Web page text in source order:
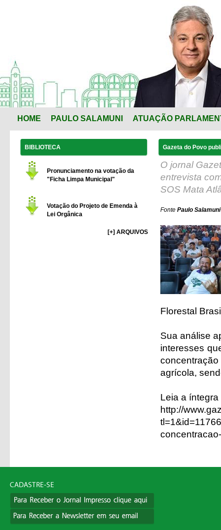
HOME PAULO SALAMUNI ATUAÇÃO
BIBLIOTECA
Pronunciamento na votação da
"Ficha Limpa Municipal"
Votação do Projeto de Emenda à
Lei Orgânica
[+] ARQUIVOS
Gazeta do Povo
O jornal
entrevista
SOS Mata
Fonte Paulo
Florestal
Sua análise
interesses
agrícola,
Leia a
http://